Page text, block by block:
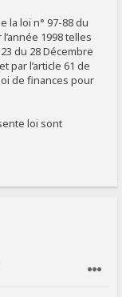
la loi n° 97-88 du
1998 telles
du 28 Décembre
par l’article 61 de
de finances pour
loi sont